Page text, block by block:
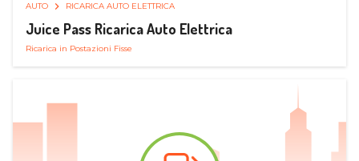
AUTO RICARICA AUTO ELETTRICA
Juice Pass Ricarica Auto Elettrica
Ricarica in Postazioni Fisse